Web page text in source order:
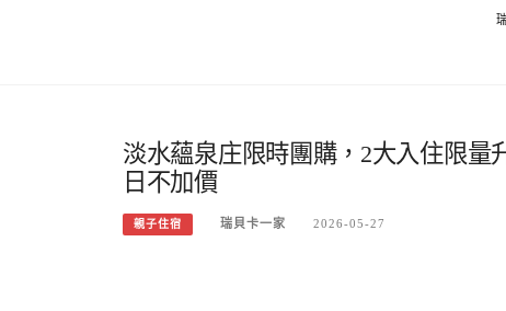
淡水蘊泉庄限時團購，2大入住限量
日不加價
親子住宿 瑞貝卡一家 2026-05-27